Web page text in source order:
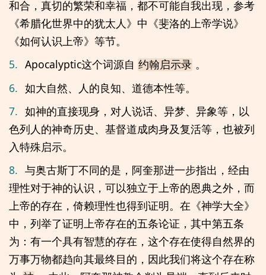
和合，真切的繁荣和幸福，都不可能自我出现，参考
《希腊化世界中的犹太人》中《斐洛的上帝学说》
《如何认识上帝》等节。
5. Apocalyptic这个词源自 约翰启示录 。
6. 如大自然、人的良知、道德本性等。
7. 如神的直接现身，对人说话、异梦、异象等，以
色列人的神奇历史、基督道成肉身及复活等，也被列
入特殊启示。
8. 与奥古斯丁不同的是，阿奎那进一步指出，经由
理性对于神的认识，可以独立于上帝的恩典之外，而
上帝的存在，倚赖理性也得到证明。在《神学大全》
中，列举了证明上帝存在的五条论证，其中第五条
为：有一个具有智慧的存在，这个存在使得自然界的
万事万物都趋向其最终目的，因此我们将这个存在称